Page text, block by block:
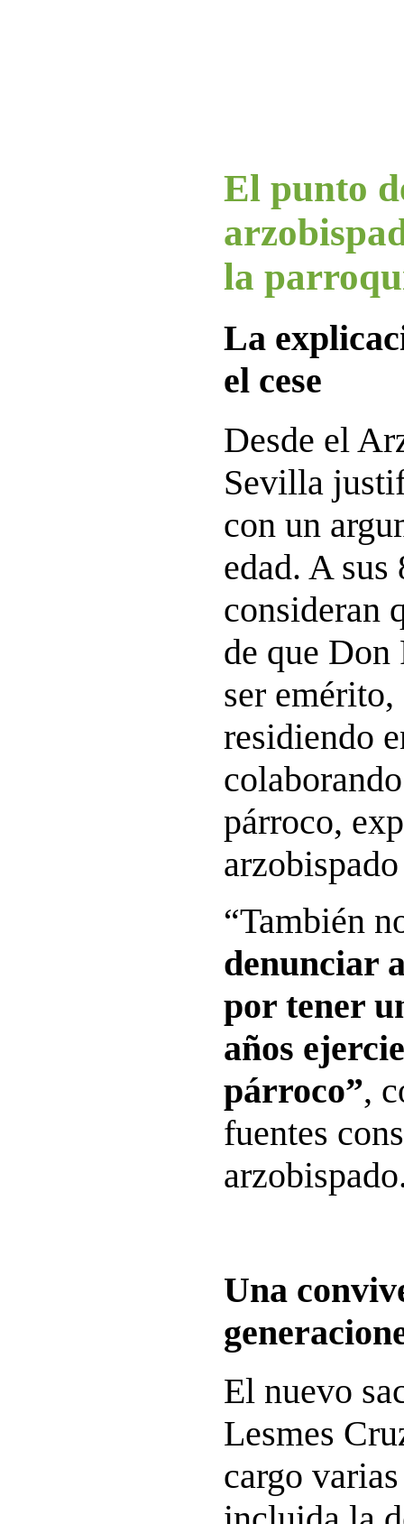
El punto
la
La
el cese
Desde el
Sevilla
con un
edad. A sus
consideran
de que Don
ser
residiendo
párroco,
“También
denunciar
por tener
años
párroco”,
fuentes
Una
El nuevo
Lesmes
cargo